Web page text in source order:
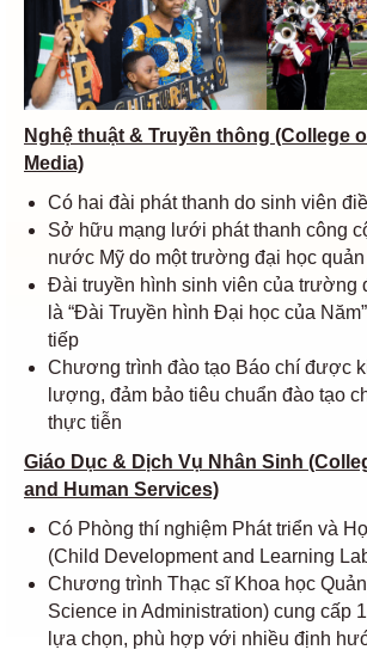
Nghệ thuật & Truyền thông (College
Media)
Có hai đài phát thanh do sinh viên
Sở hữu mạng lưới phát thanh công
nước Mỹ do một trường đại học
Đài truyền hình sinh viên của trường
là “Đài Truyền hình Đại học của
tiếp
Chương trình đào tạo Báo chí được
lượng, đảm bảo tiêu chuẩn đào tạo
thực tiễn
Giáo Dục & Dịch Vụ Nhân Sinh
and Human Services)
Có Phòng thí nghiệm Phát triển và
(Child Development and Learning
Chương trình Thạc sĩ Khoa học
Science in Administration) cung cấp
lựa chọn, phù hợp với nhiều định